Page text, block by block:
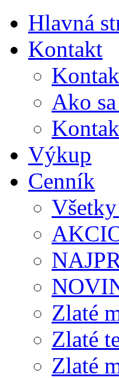
Hlavná
Kontakt
Ako
Výkup
Cenník
Zlaté
Zlaté
Zlaté